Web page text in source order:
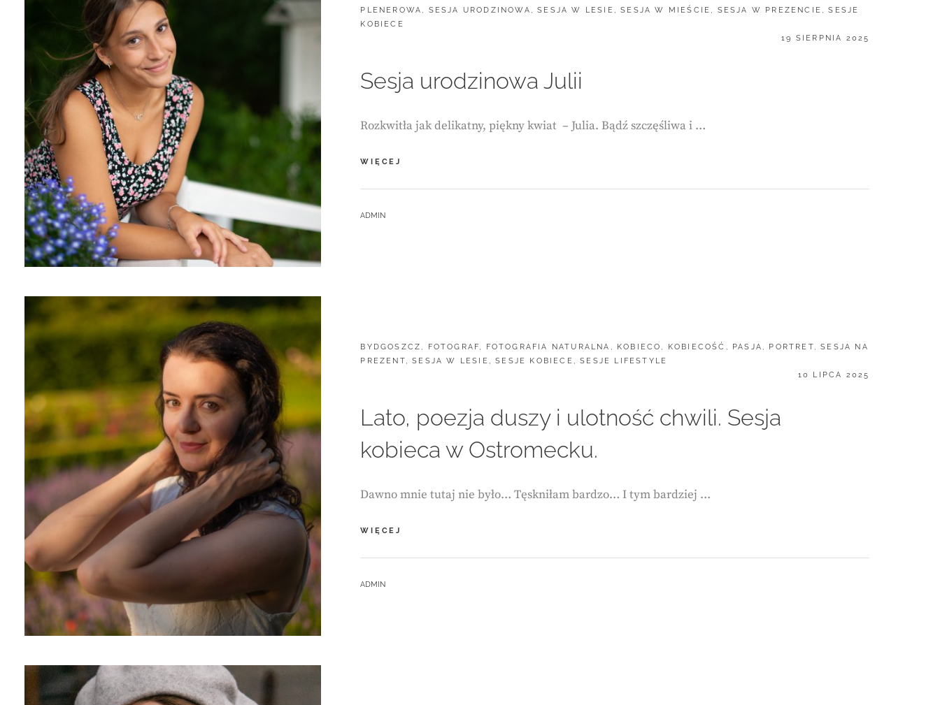
PLENEROWA , SESJA URODZINOWA ,SESJA W LESIE ,SESJA W MIEŚCIE , SESJA W PREZENCIE ,SESJE
KOBIECE
POSTED
19 SIERPNIA 2025
Sesja urodzinowa Julii
Rozkwitła jak delikatny, piękny kwiat – Julia. Bądź szczęśliwa i …
WIĘCEJ
JULII
BY
ADMIN
CATEGORIES:
BYDGOSZCZ , FOTOGRAF, FOTOGRAFIA NATURALNA , KOBIECO , KOBIECOŚĆ , PASJA , PORTRET,SESJA NA
PREZENT,SESJA W LESIE ,SESJE KOBIECE ,SESJE LIFESTYLE
POSTED
10 LIPCA 2025
Lato, poezja duszy i ulotność chwili. Sesja
kobieca w Ostromecku.
Dawno mnie tutaj nie było… Tęskniłam bardzo… I tym bardziej …
WIĘCEJ
DUSZY
BY
ADMIN